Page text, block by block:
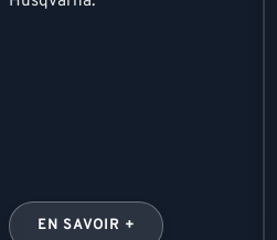
EN SAVOIR +